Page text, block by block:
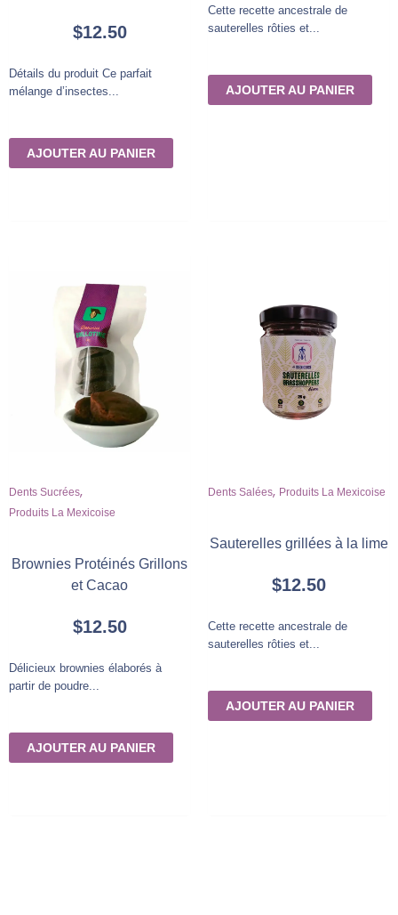
$12.50
Détails du produit Ce parfait
mélange d’insectes...
AJOUTER AU PANIER
Cette recette ancestrale de
sauterelles rôties et...
AJOUTER AU PANIER
Dents Sucrées,
Produits La Mexicoise
Brownies Protéinés Grillons
et Cacao
$12.50
Délicieux brownies élaborés à
partir de poudre...
AJOUTER AU PANIER
Dents Salées, Produits La Mexicoise
Sauterelles grillées à la lime
$12.50
Cette recette ancestrale de
sauterelles rôties et...
AJOUTER AU PANIER